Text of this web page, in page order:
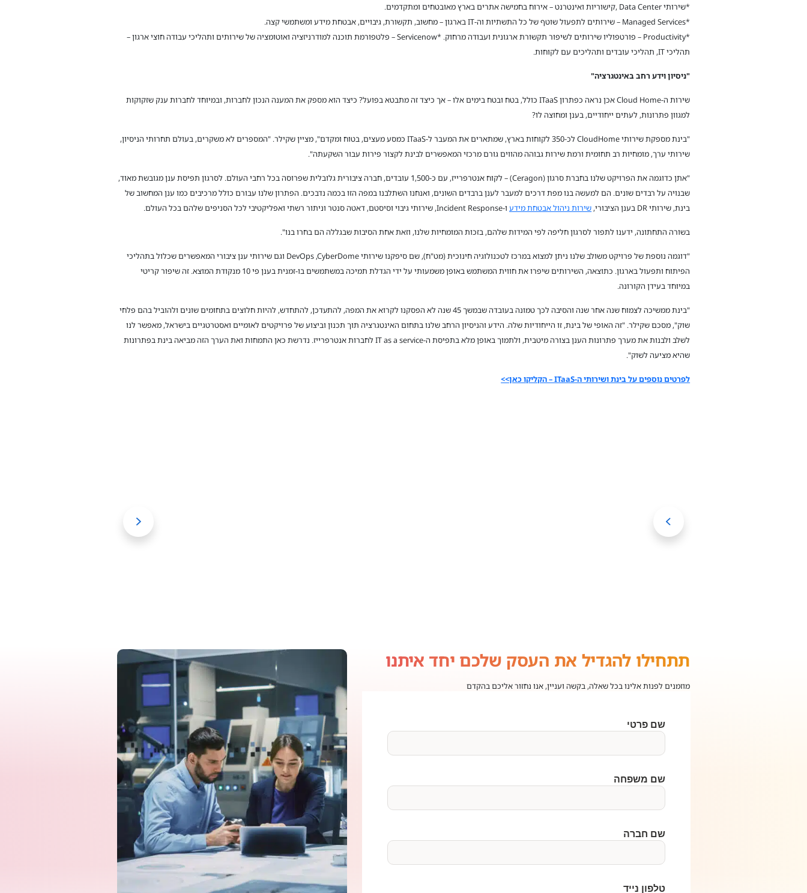
*שירותי Data Center ,קישוריות ואינטרנט – אירוח בחמישה אתרים בארץ מאובטחים ומתקדמים.
*Managed Services – שירותים לתפעול שוטף של כל התשתיות וה-IT בארגון – מחשוב, תקשורת, גיבויים, אבטחת מידע ומשתמשי קצה.
*Productivity – פורטפוליו שירותים לשיפור תקשורת ארגונית ועבודה מרחוק. *Servicenow – פלטפורמת תוכנה למודרניזציה ואוטומציה של שירותים ותהליכי עבודה חוצי ארגון –
תהליכי IT, תהליכי עובדים ותהליכים עם לקוחות.
"ניסיון וידע רחב באינטגרציה"
שירות ה-Cloud Home אכן נראה כפתרון ITaaS כולל, בטח ובטח בימים אלו – אך כיצד זה מתבטא בפועל? כיצד הוא מספק את המענה הנכון לחברות, ובמיוחד לחברות ענק שזקוקות
למגוון פתרונות, לעתים ייחודיים, בענן ומחוצה לו?
"בינת מספקת שירותי CloudHome לכ-350 לקוחות בארץ, שמתארים את המעבר ל-ITaaS כמסע מעצים, בטוח ומקדם", מציין שקילר. "המספרים לא משקרים, בעולם תחרותי הניסיון,
שירותי ערך, מומחיות רב תחומית ורמת שירות גבוהה מהווים גורם מרכזי המאפשרים לבינת לקצור פירות עבור השקעתה".
"אתן כדוגמה את הפרויקט שלנו בחברת סרגון (Ceragon) – לקוח אנטרפרייז, עם כ-1,500 עובדים, חברה ציבורית גלובלית שפרוסה בכל רחבי העולם. לסרגון תפיסת ענן מגובשת מאוד,
שבנויה על רבדים שונים. הם למעשה בנו מפת דרכים למעבר לענן ברבדים השונים, ואנחנו השתלבנו במפה הזו בכמה נדבכים. הפתרון שלנו עבורם כולל מרכיבים כמו ענן המחשוב של
בינת, שירותי DR בענן הציבורי,
שירות ניהול אבטחת מידעו-Incident Response, שירותי גיבוי וסיסטם, דאטה סנטר וניתור רשתי ואפליקטיבי לכל הסניפים שלהם בכל העולם.
בשורה התחתונה, ידענו לתפור לסרגון חליפה לפי המידות שלהם, בזכות המומחיות שלנו, וזאת אחת הסיבות שבגללה הם בחרו בנו".
"דוגמה נוספת של פרויקט משולב שלנו ניתן למצוא במרכז לטכנולוגיה חינוכית (מט"ח), שם סיפקנו שירותי DevOps ,CyberDome וגם שירותי ענן ציבורי המאפשרים שכלול בתהליכי
הפיתוח ותפעול בארגון. כתוצאה, השירותים שיפרו את חווית המשתמש באופן משמעותי על ידי הגדלת תמיכה במשתמשים בו-זמנית בענן פי 10 מנקודת המוצא. זה שיפור קריטי
במיוחד בעידן הקורונה.
"בינת ממשיכה לצמוח שנה אחר שנה והסיבה לכך טמונה בעובדה שבמשך 45 שנה לא הפסקנו לקרוא את המפה, להתעדכן, להתחדש, להיות חלוצים בתחומים שונים ולהוביל בהם פלחי
שוק", מסכם שקילר. "זה האופי של בינת, זו הייחודיות שלה. הידע והניסיון הרחב שלנו בתחום האינטגרציה תוך תכנון וביצוע של פרויקטים לאומיים ואסטרטגיים בישראל, מאפשר לנו
לשלב ולבנות את מערך פתרונות הענן בצורה מיטבית, ולתמוך באופן מלא בתפיסת ה-IT as a service לחברות אנטרפרייז. נדרשת כאן התמחות ואת הערך הזה מביאה בינת בפתרונות
שהיא מציעה לשוק".
לפרטים נוספים על בינת ושירותי ה-ITaaS – הקליקו כאן>>
תתחילו להגדיל את העסק שלכם יחד איתנו
מוזמנים לפנות אלינו בכל שאלה, בקשה ועניין, אנו נחזור אליכם בהקדם